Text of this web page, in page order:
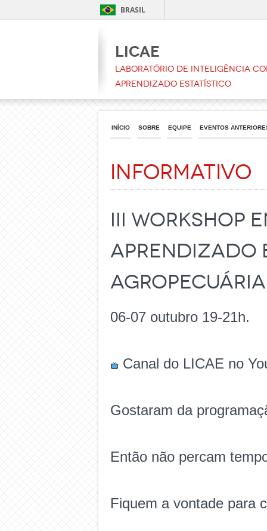
BRASIL
LICAE
Laboratório de Inteligência
Aprendizado Estatístico
INÍCIO SOBRE EQUIPE EVENTOS
Informativo
III Workshop
Aprendizado
06-07 outubro 19-21h.
Canal do LICAE no
Gostaram da
Então não percam
Fiquem a vontade para